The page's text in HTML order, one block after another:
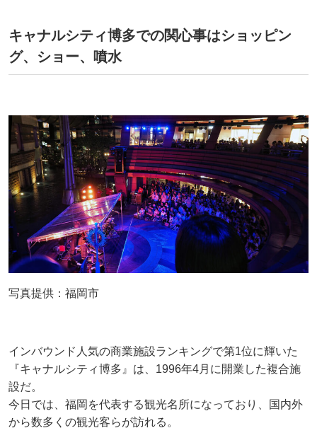
キャナルシティ博多での関心事はショッピン
グ、ショー、噴水
写真提供：福岡市
インバウンド人気の商業施設ランキングで第1位に輝いた
『キャナルシティ博多』は、1996年4月に開業した複合施
設だ。
今日では、福岡を代表する観光名所になっており、国内外
から数多くの観光客らが訪れる。